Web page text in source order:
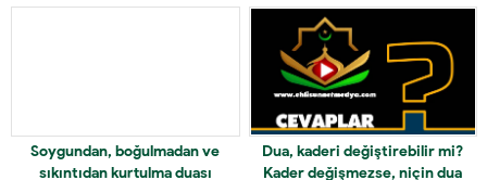
Soygundan, boğulmadan ve
sıkıntıdan kurtulma duası
Dua, kaderi değiştirebilir mi?
Kader değişmezse, niçin dua